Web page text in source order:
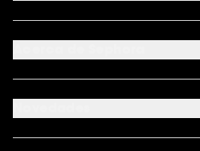
Tarjeta regalo física
Tarjeta regalo para empresas
Mapa del sitio
Seguimiento del pedido
Programa de Fidelidad
Trabaja con nosotros
Blog de Sephora
Rebajas